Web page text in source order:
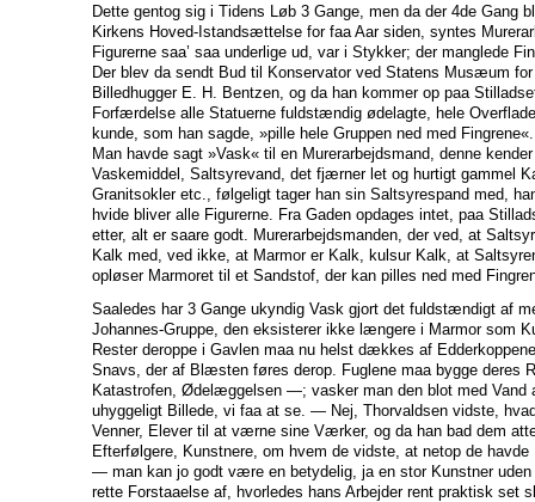
Dette gentog sig i Tidens Løb 3 Gange, men da der 4de Gang
Kirkens Hoved-Istandsættelse for faa Aar siden, syntes
Figurerne saa’ saa underlige ud, var i Stykker; der manglede
Der blev da sendt Bud til Konservator ved Statens Musæum
Billedhugger E. H. Bentzen, og da han kommer op paa
Forfærdelse alle Statuerne fuldstændig ødelagte, hele
kunde, som han sagde, »pille hele Gruppen ned med
Man havde sagt »Vask« til en Murerarbejdsmand, denne
Vaskemiddel, Saltsyrevand, det fjærner let og hurtigt gammel
Granitsokler etc., følgeligt tager han sin Saltsyrespand med,
hvide bliver alle Figurerne. Fra Gaden opdages intet, paa
etter, alt er saare godt. Murerarbejdsmanden, der ved, at
Kalk med, ved ikke, at Marmor er Kalk, kulsur Kalk, at
opløser Marmoret til et Sandstof, der kan pilles ned med
Saaledes har 3 Gange ukyndig Vask gjort det fuldstændigt af
Johannes-Gruppe, den eksisterer ikke længere i Marmor som
Rester deroppe i Gavlen maa nu helst dækkes af
Snavs, der af Blæsten føres derop. Fuglene maa bygge deres
Katastrofen, Ødelæggelsen —; vasker man den blot med Vand
uhyggeligt Billede, vi faa at se. — Nej, Thorvaldsen vidste,
Venner, Elever til at værne sine Værker, og da han bad dem
Efterfølgere, Kunstnere, om hvem de vidste, at netop de
— man kan jo godt være en betydelig, ja en stor Kunstner
rette Forstaaelse af, hvorledes hans Arbejder rent praktisk set